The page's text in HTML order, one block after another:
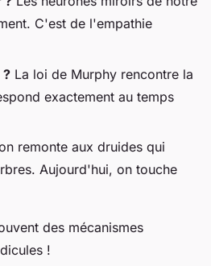
C'est de l'empathie
La loi de Murphy rencontre la
exactement au temps
remonte aux druides qui
Aujourd'hui, on touche
des mécanismes
!